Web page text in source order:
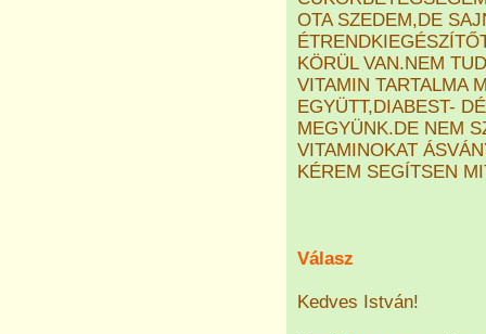
OTA SZEDEM,DE
KÖRÜL VAN.NEM
VITAMIN TARTALMA
EGYÜTT,DIABEST-
MEGYÜNK.DE NEM
VITAMINOKAT
KÉREM SEGÍTSEN
Válasz
Kedves István!